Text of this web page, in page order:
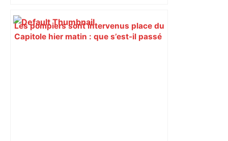
Les pompiers sont intervenus place du
Capitole hier matin : que s’est-il passé